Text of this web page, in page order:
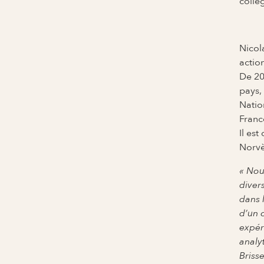
De
Il est
«
dans
d’un